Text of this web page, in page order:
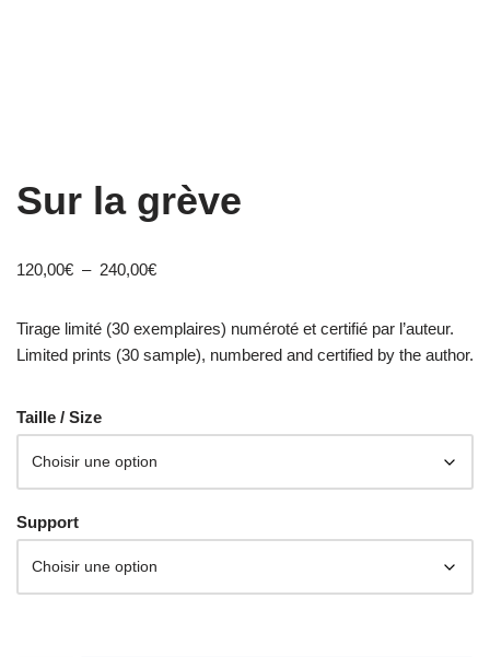
Sur la grève
120,00€ – 240,00€
Tirage limité (30 exemplaires) numéroté et certifié par l’auteur.
Limited prints (30 sample), numbered and certified by the author.
Taille / Size
Support